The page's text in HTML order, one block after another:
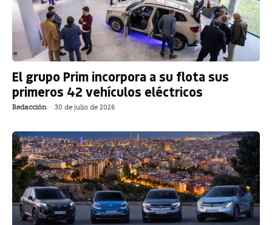
El grupo Prim incorpora a su flota sus
primeros 42 vehículos eléctricos
Redacción - 30 de julio de 2026